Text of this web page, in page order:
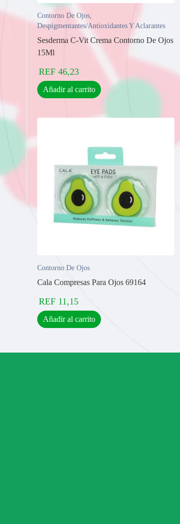
Contorno De Ojos
Despigmentantes/Antioxidantes Y Aclarantes
Sesderma C-Vit Crema Contorno De Ojos
15Ml
REF 46,23
Añadir al carrito
Contorno De Ojos
Cala Compresas Para Ojos 69164
REF 11,15
Añadir al carrito